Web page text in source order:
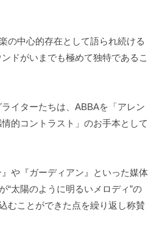
の中心的存在として語られ続ける
ドがいまでも極めて独特であるこ
イターたちは、ABBAを「アレン
的コントラスト」のお手本として
』や『ガーディアン』といった媒体
“太陽のように明るいメロディ”の
むことができた点を繰り返し称賛